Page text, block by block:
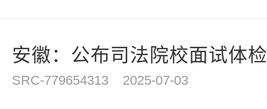
安徽：公布司法院校面试体
SRC-779654313 2025-07-03